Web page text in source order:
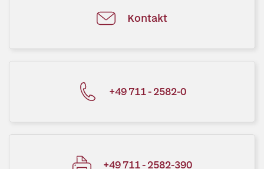
Kontakt
+49 711 - 2582-0
+49 711 - 2582-390